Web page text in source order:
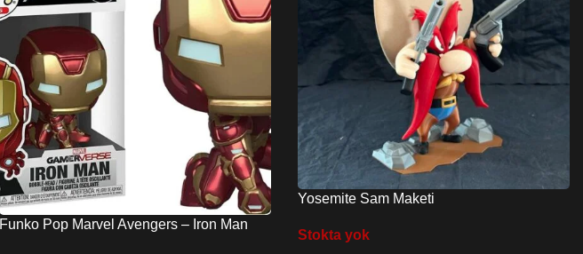
Funko Pop Marvel Avengers – Iron Man
Yosemite Sam Maketi
Stokta yok